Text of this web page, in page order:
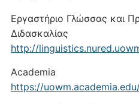
Εργαστήριο Γλώσσας και
Διδασκαλίας
http://
Academia
https://